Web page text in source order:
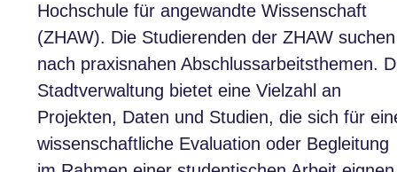
Hochschule für angewandte Wissenschaft
(ZHAW). Die Studierenden der ZHAW suchen
nach praxisnahen Abschlussarbeitsthemen.
Stadtverwaltung bietet eine Vielzahl an
Projekten, Daten und Studien, die sich für
wissenschaftliche Evaluation oder Begleitung